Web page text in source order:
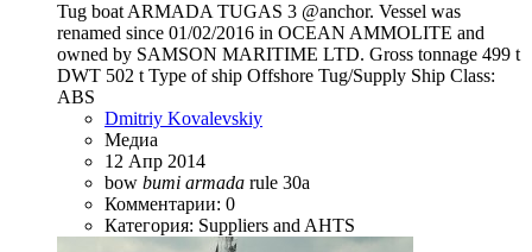
Tug boat ARMADA TUGAS 3 @anchor. Vessel was
renamed since 01/02/2016 in OCEAN AMMOLITE and
owned by SAMSON MARITIME LTD. Gross tonnage 499 t
DWT 502 t Type of ship Offshore Tug/Supply Ship Class:
ABS
Dmitriy Kovalevskiy
Медиа
12 Апр 2014
bow bumi armada rule 30a
Комментарии: 0
Категория: Suppliers and AHTS